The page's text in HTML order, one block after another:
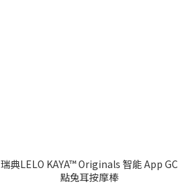
瑞典LELO KAYA™ Originals 智能 App GC
點兔耳按摩棒